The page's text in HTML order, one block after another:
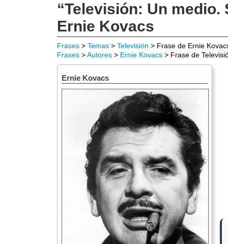
“Televisión: Un
Ernie Kovacs
Frases > Temas > Televisión > Frase de Ernie
Frases >Autores > Ernie Kovacs > Frase de
Ernie Kovacs